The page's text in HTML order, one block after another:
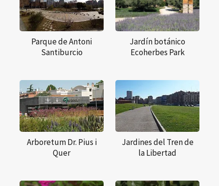
Parque de Antoni
Santiburcio
Jardín botánico
Ecoherbes Park
Arboretum Dr. Pius i
Quer
Jardines del Tren de
la Libertad